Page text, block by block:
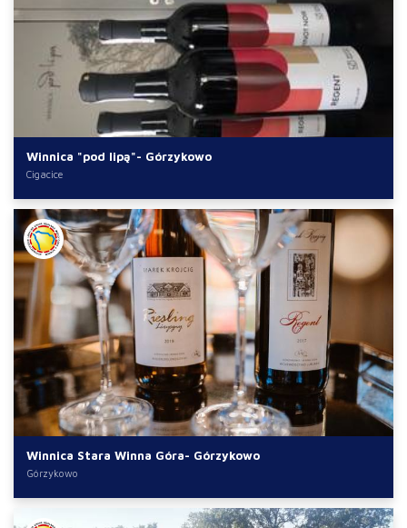
Winnica "pod lipą"- Górzykowo
Cigacice
Winnica Stara Winna Góra- Górzykowo
Górzykowo